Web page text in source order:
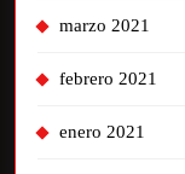
marzo 2021
febrero 2021
enero 2021